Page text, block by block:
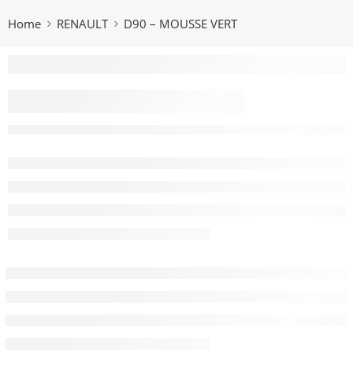
Home RENAULT D90 – MOUSSE VERT